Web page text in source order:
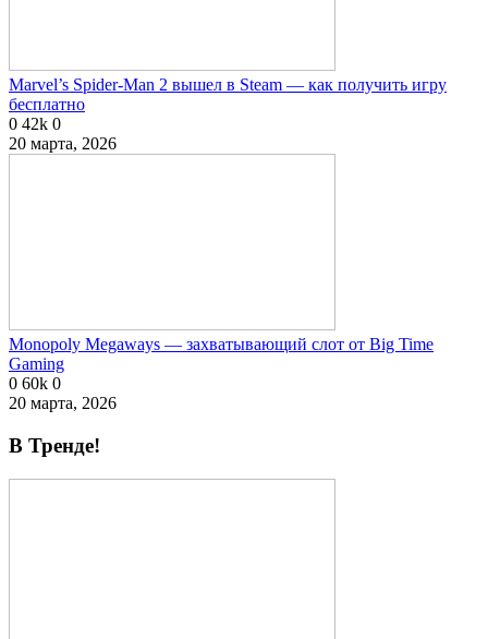
Marvel’s Spider-Man 2 вышел в Steam — как получить игру
бесплатно
0 42k 0
20 марта, 2026
Monopoly Megaways — захватывающий слот от Big Time
Gaming
0 60k 0
20 марта, 2026
В Тренде!